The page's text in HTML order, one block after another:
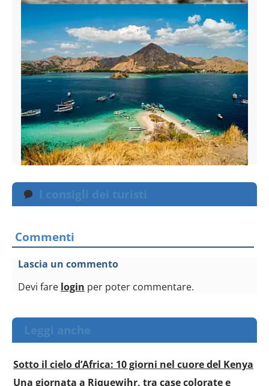
I consigli dei turisti
Commenti
Lascia un commento
Devi fare login per poter commentare.
Leggi anche
Sotto il cielo d’Africa: 10 giorni nel cuore del Kenya
Una giornata a Riquewihr, tra case colorate e